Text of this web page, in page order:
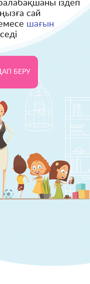
іздеп
сай
шағын
БЕРУ